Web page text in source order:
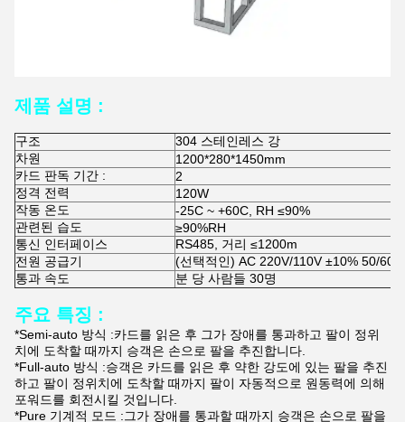
제품 설명 :
구조
304 스테인레스 강
차원
1200*280*1450mm
카드 판독 기간 :
2
정격 전력
120W
작동 온도
-25C ~ +60C, RH ≤90%
관련된 습도
≥90%RH
통신 인터페이스
RS485, 거리 ≤1200m
전원 공급기
(선택적인) AC 220V/110V ±10% 50/
통과 속도
분 당 사람들 30명
주요 특징 :
*Semi-auto 방식 :카드를 읽은 후 그가 장애를 통과하고 팔이 정위
치에 도착할 때까지 승객은 손으로 팔을 추진합니다.
*Full-auto 방식 :승객은 카드를 읽은 후 약한 강도에 있는 팔을 추진
하고 팔이 정위치에 도착할 때까지 팔이 자동적으로 원동력에 의해
포워드를 회전시킬 것입니다.
*Pure 기계적 모드 :그가 장애를 통과할 때까지 승객은 손으로 팔을